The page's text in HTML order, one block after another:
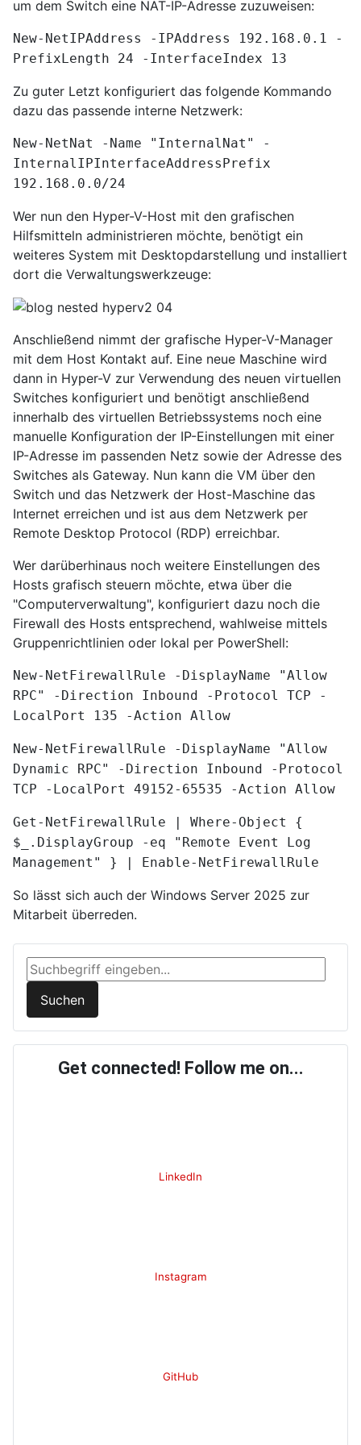
um dem Switch eine NAT-IP-Adresse zuzuweisen:
New-NetIPAddress -IPAddress 192.168.0.1 -
PrefixLength 24 -InterfaceIndex 13
Zu guter Letzt konfiguriert das folgende Kommando
dazu das passende interne Netzwerk:
New-NetNat -Name "InternalNat" -
InternalIPInterfaceAddressPrefix
192.168.0.0/24
Wer nun den Hyper-V-Host mit den grafischen
Hilfsmitteln administrieren möchte, benötigt ein
weiteres System mit Desktopdarstellung und installiert
dort die Verwaltungswerkzeuge:
Anschließend nimmt der grafische Hyper-V-Manager
mit dem Host Kontakt auf. Eine neue Maschine wird
dann in Hyper-V zur Verwendung des neuen virtuellen
Switches konfiguriert und benötigt anschließend
innerhalb des virtuellen Betriebssystems noch eine
manuelle Konfiguration der IP-Einstellungen mit einer
IP-Adresse im passenden Netz sowie der Adresse des
Switches als Gateway. Nun kann die VM über den
Switch und das Netzwerk der Host-Maschine das
Internet erreichen und ist aus dem Netzwerk per
Remote Desktop Protocol (RDP) erreichbar.
Wer darüberhinaus noch weitere Einstellungen des
Hosts grafisch steuern möchte, etwa über die
"Computerverwaltung", konfiguriert dazu noch die
Firewall des Hosts entsprechend, wahlweise mittels
Gruppenrichtlinien oder lokal per PowerShell:
New-NetFirewallRule -DisplayName "Allow
RPC" -Direction Inbound -Protocol TCP -
LocalPort 135 -Action Allow
New-NetFirewallRule -DisplayName "Allow
Dynamic RPC" -Direction Inbound -Protocol
TCP -LocalPort 49152-65535 -Action Allow
Get-NetFirewallRule | Where-Object {
$_.DisplayGroup -eq "Remote Event Log
Management" } | Enable-NetFirewallRule
So lässt sich auch der Windows Server 2025 zur
Mitarbeit überreden.
Suchen ...
Suchen
Get connected! Follow me on...
LinkedIn
Instagram
GitHub